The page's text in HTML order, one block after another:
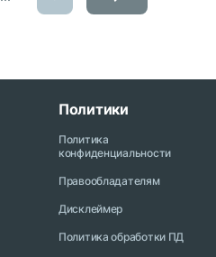
Политики
Политика
конфиденциальности
Правообладателям
Дисклеймер
Политика обработки ПД